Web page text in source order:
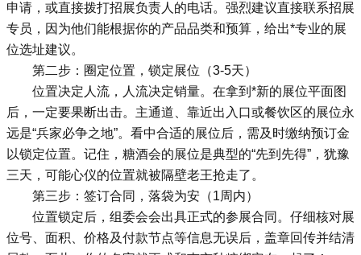
申请，或直接拨打招展负责人的电话。强烈建议直接联系招展
专员，因为他们能根据你的产品品类和预算，给出*专业的展
位选址建议。
第二步：圈定位置，锁定展位（3-5天）
位置决定人流，人流决定销量。在拿到*新的展位平面图
后，一定要果断出击。主通道、靠近出入口或餐饮区的展位永
远是“兵家必争之地”。看中合适的展位后，需及时缴纳预订金
以锁定位置。记住，糖酒会的展位是典型的“先到先得”，犹豫
三天，可能心仪的位置就被隔壁老王抢走了。
第三步：签订合同，落袋为安（1周内）
位置锁定后，组委会会出具正式的参展合同。仔细核对展
位号、面积、价格及付款节点等信息无误后，盖章回传并结清